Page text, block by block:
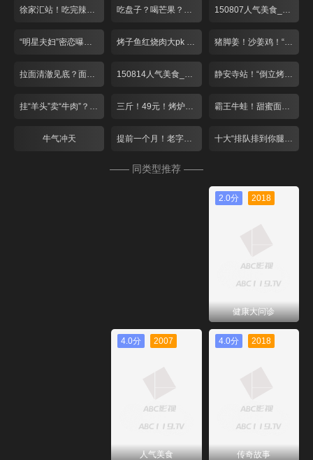
徐家汇站！吃完辣的 来点冰的 吃盘子？喝芒果？夏日里的小清新！ 150807人气美食_001
“明星夫妇”密恋曝光？绝妙搭配酸爽一夏！ 烤子鱼红烧肉大pk 爆笑游戏赢免单！ 猪脚姜！沙姜鸡！“空调病”驱寒气
拉面清澈见底？面包比头大？ 150814人气美食_001 静安寺站！“倒立烤鱼”遇上猫咪蛋糕
挂“羊头”卖“牛肉”？双层火锅大对决！ 三斤！49元！烤炉“蹦”出大牛蛙 霸王牛蛙！甜蜜面包！这个七夕去张江！
牛气冲天 提前一个月！老字号月饼排队忙 十大“排队排到你腿软”餐厅
—— 同类型推荐 ——
2.0分 2018
健康大问诊
4.0分 2007
人气美食
4.0分 2018
传奇故事